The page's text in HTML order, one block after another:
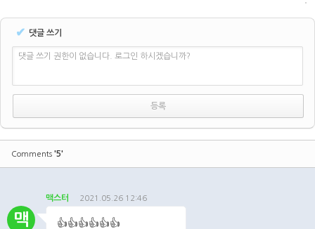
✔ 댓글 쓰기
댓글 쓰기 권한이 없습니다. 로그인 하시겠습니까?
Comments '5'
맥
맥스터 2021.05.26 12:46
👍👍👍👍👍👍